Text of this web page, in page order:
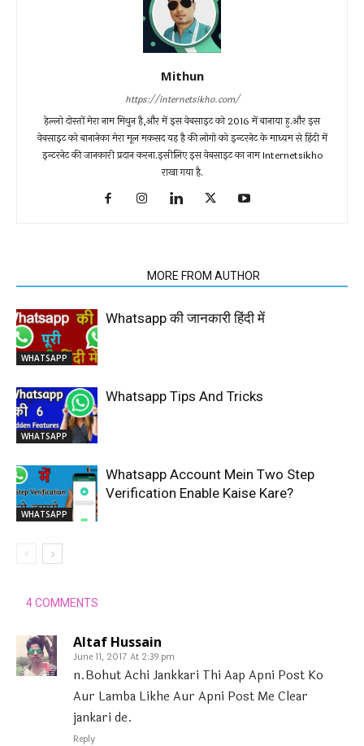
Mithun
https://internetsikho.com/
हेल्लो दोस्तों मेरा नाम मिथुन है,और में इस वेबसाइट को 2016 में बानाया हु.और इस
वेबसाइट को बानानेका मेरा मूल मकसद यह है की लोगो को इन्टरनेट के माध्यम से हिंदी में
इन्टरनेट की जानकारी प्रदान करना.इसीलिए इस वेबसाइट का नाम Internetsikho
राखा गया है.
MORE FROM AUTHOR
WHATSAPP
Whatsapp की जानकारी हिंदी में
WHATSAPP
Whatsapp Tips And Tricks
WHATSAPP
Whatsapp Account Mein Two Step
Verification Enable Kaise Kare?
4 COMMENTS
Altaf Hussain
June 11, 2017 At 2:39 pm
n.Bohut Achi Jankkari Thi Aap Apni Post Ko
Aur Lamba Likhe Aur Apni Post Me Clear
jankari de.
Reply